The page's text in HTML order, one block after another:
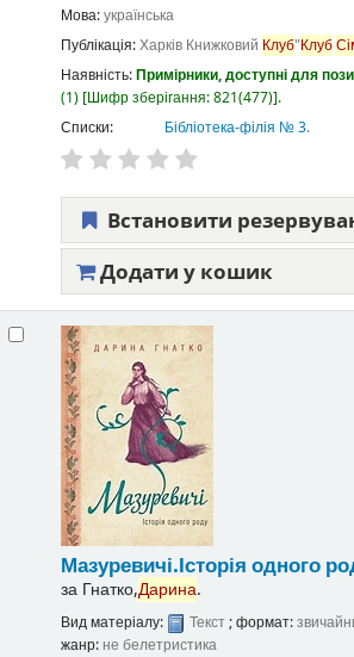
Мова:українська
Публікація:Харків Книжковий Клуб"Клуб
Наявність:Примірники, доступні для
(1) Шифр зберігання:821(477) .
Списки:
Бібліотека-філія № 3.
Встановити
Додати у кошик
Мазуревичі.Історія одного
за Гнатко,Дарина.
Вид матеріалу: Текст; формат:
жанр: не белетристика